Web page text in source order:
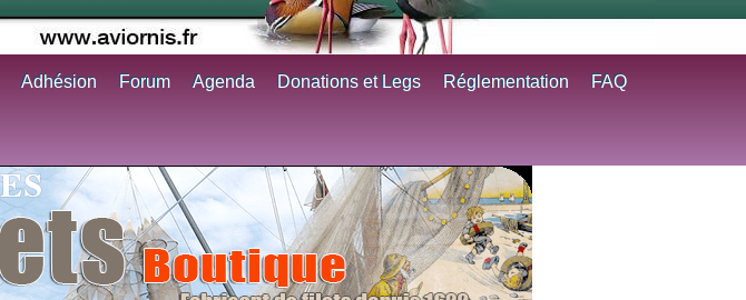
Adhésion Forum Agenda Donations et Legs Réglementation FAQ